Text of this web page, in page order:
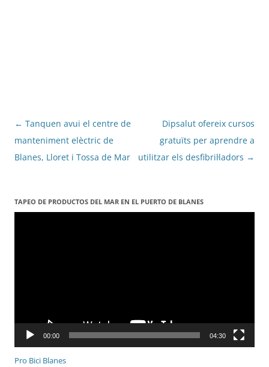
Navegació
per
les
← Tanquen avui el centre de
manteniment elèctric de
Blanes, Lloret i Tossa de Mar
Dipsalut ofereix cursos
gratuïts per aprendre a
utilitzar els desfibril·ladors →
TAPEO DE PRODUCTOS DEL MAR EN EL PUERTO DE BLANES
Reproductor
00:00 04:30
Pro Bici Blanes